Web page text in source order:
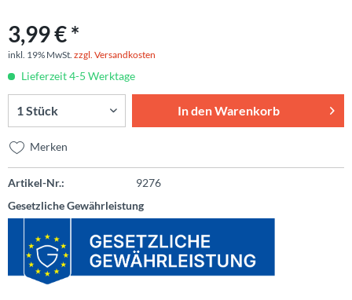
3,99 € *
inkl. 19% MwSt. zzgl. Versandkosten
Lieferzeit 4-5 Werktage
In denWarenkorb
Merken
Artikel-Nr.:
9276
Gesetzliche Gewährleistung